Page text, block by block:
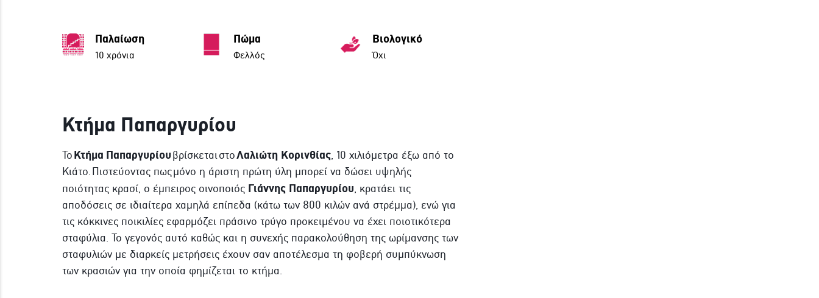
Παλαίωση
10 χρόνια
Πώμα
Φελλός
Βιολογικό
Όχι
Κτήμα Παπαργυρίου
To Κτήμα Παπαργυρίου βρίσκεται στοΛαλιώτη Κορινθίας , 10 χιλιόμετρα έξω από το
Κιάτο. Πιστεύοντας πως μόνο η άριστη πρώτη ύλη μπορεί να δώσει υψηλής
ποιότητας κρασί, ο έμπειρος οινοποιός Γιάννης Παπαργυρίου , κρατάει τις
αποδόσεις σε ιδιαίτερα χαμηλά επίπεδα (κάτω των 800 κιλών ανά στρέμμα), ενώ για
τις κόκκινες ποικιλίες εφαρμόζει πράσινο τρύγο προκειμένου να έχει ποιοτικότερα
σταφύλια. Το γεγονός αυτό καθώς και η συνεχής παρακολούθηση της ωρίμανσης των
σταφυλιών με διαρκείς μετρήσεις έχουν σαν αποτέλεσμα τη φοβερή συμπύκνωση
των κρασιών για την οποία φημίζεται το κτήμα.